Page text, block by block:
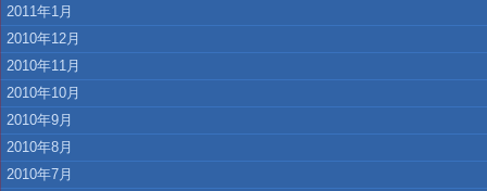
2011年1月
2010年12月
2010年11月
2010年10月
2010年9月
2010年8月
2010年7月